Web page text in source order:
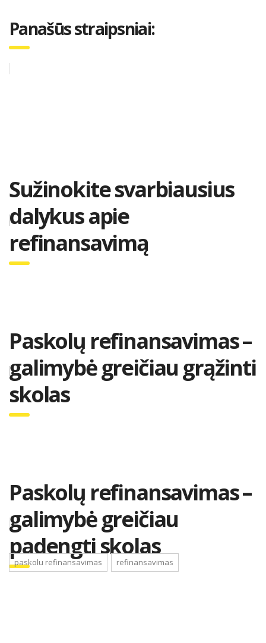
Panašūs straipsniai:
Sužinokite svarbiausius
dalykus apie
refinansavimą
Paskolų refinansavimas –
galimybė greičiau grąžinti
skolas
Paskolų refinansavimas –
galimybė greičiau
padengti skolas
paskolu refinansavimas refinansavimas